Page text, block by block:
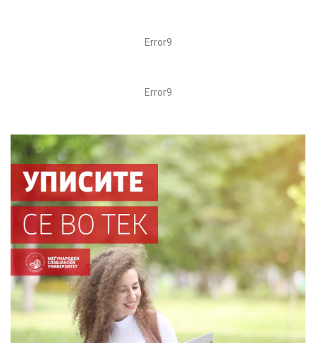
Error9
Error9